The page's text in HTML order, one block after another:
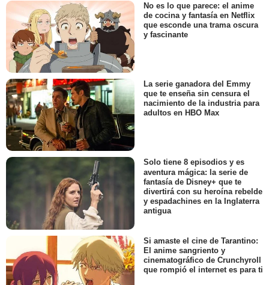
No es lo que parece: el anime
de cocina y fantasía en Netflix
que esconde una trama oscura
y fascinante
La serie ganadora del Emmy
que te enseña sin censura el
nacimiento de la industria para
adultos en HBO Max
Solo tiene 8 episodios y es
aventura mágica: la serie de
fantasía de Disney+ que te
divertirá con su heroína rebelde
y espadachines en la Inglaterra
antigua
Si amaste el cine de Tarantino:
El anime sangriento y
cinematográfico de Crunchyroll
que rompió el internet es para ti